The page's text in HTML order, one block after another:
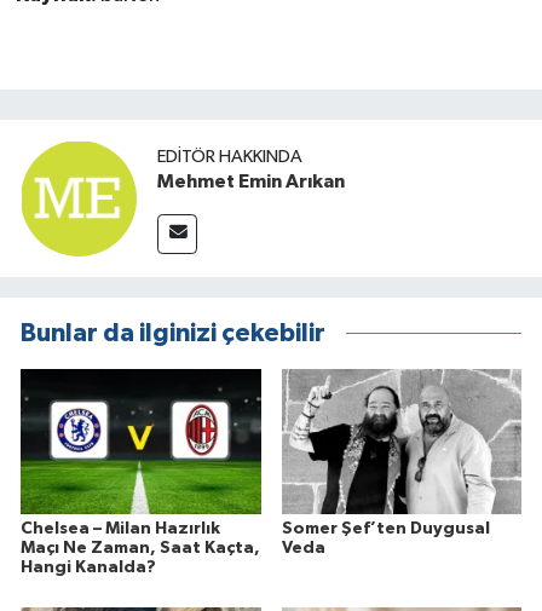
EDITÖR HAKKINDA
Mehmet Emin Arıkan
Bunlar da ilginizi çekebilir
Chelsea – Milan Hazırlık
Maçı Ne Zaman, Saat Kaçta,
Hangi Kanalda?
Somer Şef’ten Duygusal
Veda